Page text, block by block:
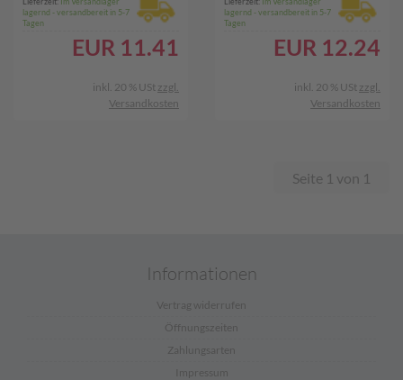
lagernd - versandbereit in 5-7
Tagen
EUR 11.41
inkl. 20 % USt zzgl.
Versandkosten
lagernd - versandbereit in 5-7
Tagen
EUR 12.24
inkl. 20 % USt zzgl.
Versandkosten
Seite 1 von 1
Informationen
Vertrag widerrufen
Öffnungszeiten
Zahlungsarten
Impressum